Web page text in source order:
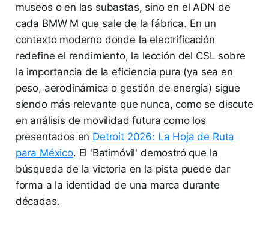
museos o en las subastas, sino en el ADN de
cada BMW M que sale de la fábrica. En un
contexto moderno donde la electrificación
redefine el rendimiento, la lección del CSL sobre
la importancia de la eficiencia pura (ya sea en
peso, aerodinámica o gestión de energía) sigue
siendo más relevante que nunca, como se discute
en análisis de movilidad futura como los
presentados en Detroit 2026: La Hoja de Ruta
para México. El 'Batimóvil' demostró que la
búsqueda de la victoria en la pista puede dar
forma a la identidad de una marca durante
décadas.